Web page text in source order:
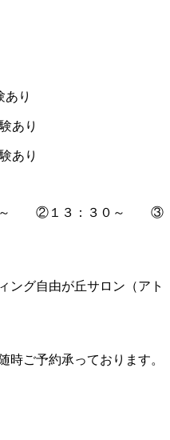
験あり
あり
あり
０～ ②１３：３０～ ③
自由が丘サロン（アト
ご予約承っております。